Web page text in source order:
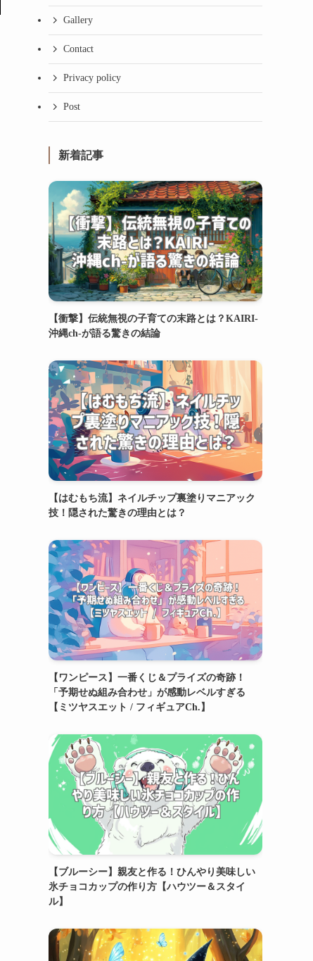
Gallery
Contact
Privacy policy
Post
新着記事
【衝撃】伝統無視の子育ての末路とは？KAIRI-
沖縄ch-が語る驚きの結論
【はむもち流】ネイルチップ裏塗りマニアック
技！隠された驚きの理由とは？
【ワンピース】一番くじ＆プライズの奇跡！
「予期せぬ組み合わせ」が感動レベルすぎる
【ミツヤスエット / フィギュアCh.】
【ブルーシー】親友と作る！ひんやり美味しい
氷チョコカップの作り方【ハウツー＆スタイ
ル】